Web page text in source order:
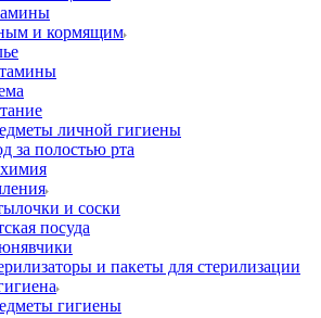
и кормящим
личной гигиены
за полостью рта
и соски
посуда
и пакеты для стерилизации
гигиены